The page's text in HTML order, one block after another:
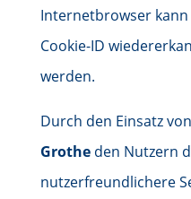
Internetbrowser
Cookie-ID
werden.
Durch den Einsatz
Grotheden Nutzern
nutzerfreundlichere